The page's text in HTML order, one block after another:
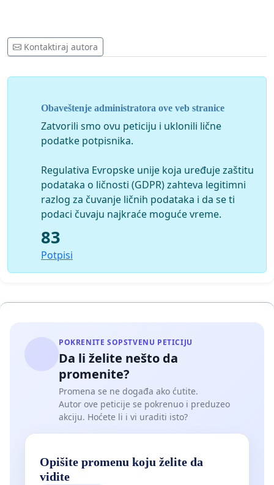
Kontaktiraj autora
Obaveštenje administratora ove veb stranice
Zatvorili smo ovu peticiju i uklonili lične
podatke potpisnika.
Regulativa Evropske unije koja uređuje zaštitu
podataka o ličnosti (GDPR) zahteva legitimni
razlog za čuvanje ličnih podataka i da se ti
podaci čuvaju najkraće moguće vreme.
83
Potpisi
POKRENITE SOPSTVENU PETICIJU
Da li želite nešto da
promenite?
Promena se ne događa ako ćutite.
Autor ove peticije se pokrenuo i preduzeo
akciju. Hoćete li i vi uraditi isto?
Opišite promenu koju želite da
vidite